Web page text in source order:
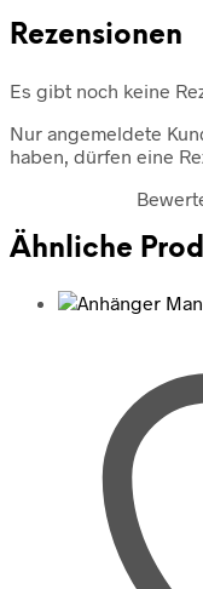
Rezensionen
Es gibt noch keine
Nur angemeldete
haben, dürfen eine
Ähnliche